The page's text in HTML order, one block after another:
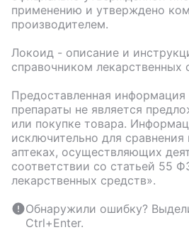
применению и утверждено
производителем.
Локоид - описание и
справочником лекарственных
Предоставленная информация
препараты не является
или покупке товара.
исключительно для
аптеках, осуществляющих
соответствии со статьей 55
лекарственных средств».
Обнаружили ошибку?
Ctrl+Enter.